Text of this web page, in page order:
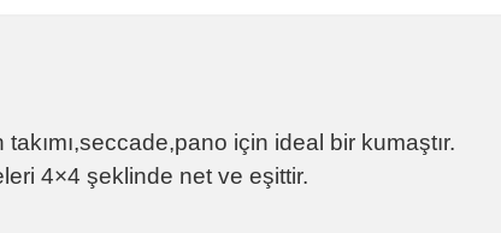
için ideal bir kumaştır.
4×4 şeklinde net ve eşittir.